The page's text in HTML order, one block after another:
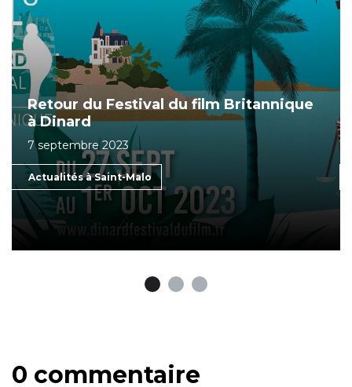
Retour du Festival du film Britannique
à Dinard
7 septembre 2023
Actualités à Saint-Malo
0 commentaire